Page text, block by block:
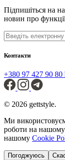
Підпишіться на
новин про
Контакти
+380 97 427 90 80
© 2026 gettstyle.
Ми
роботи на нашому
нашому Cookie
Погоджуюсь